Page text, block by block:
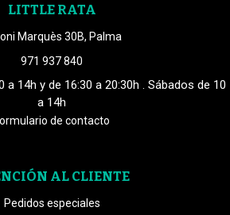
LITTLE RATA
Marquès 30B, Palma
971 937 840
a 14h y de 16:30 a 20:30h . Sábados de 10
a 14h
de contacto
AL CLIENTE
Pedidos especiales